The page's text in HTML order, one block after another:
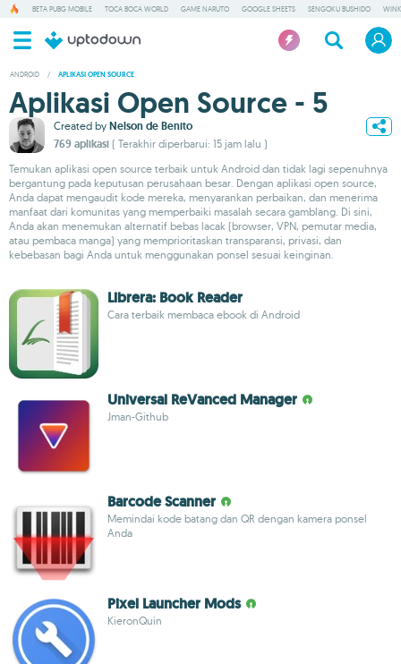
BETA PUBG MOBILE TOCA BOCA WORLD GAME NARUTO GOOGLE SHEETS SENGOKU BUSHIDO WINK
ANDROID / APLIKASI OPEN SOURCE
Aplikasi Open Source - 5
Created by Nelson de Benito
769 aplikasi ( Terakhir diperbarui: 15 jam lalu )
Temukan aplikasi open source terbaik untuk Android dan tidak lagi sepenuhnya
bergantung pada keputusan perusahaan besar. Dengan aplikasi open source,
Anda dapat mengaudit kode mereka, menyarankan perbaikan, dan menerima
manfaat dari komunitas yang memperbaiki masalah secara gamblang. Di sini,
Anda akan menemukan alternatif bebas lacak (browser, VPN, pemutar media,
atau pembaca manga) yang memprioritaskan transparansi, privasi, dan
kebebasan bagi Anda untuk menggunakan ponsel sesuai keinginan.
Librera: Book Reader
Cara terbaik membaca ebook di Android
Universal ReVanced Manager
Jman-Github
Barcode Scanner
Memindai kode batang dan QR dengan kamera ponsel
Anda
Pixel Launcher Mods
KieronQuin